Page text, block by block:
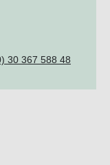
30 367 588 48